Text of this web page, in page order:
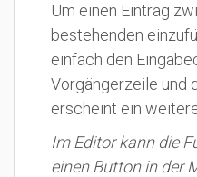
Um einen Eintrag
bestehenden
einfach den
Vorgängerzeile und
erscheint ein
Im Editor kann die
einen Button in der